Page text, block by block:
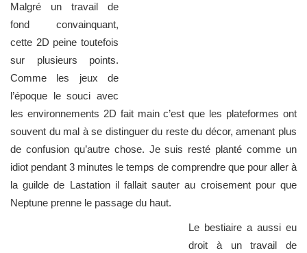
Malgré un travail de
fond convainquant,
cette 2D peine toutefois
sur plusieurs points.
Comme les jeux de
l’époque le souci avec
les environnements 2D fait main c’est que les plateformes ont
souvent du mal à se distinguer du reste du décor, amenant plus
de confusion qu’autre chose. Je suis resté planté comme un
idiot pendant 3 minutes le temps de comprendre que pour aller à
la guilde de Lastation il fallait sauter au croisement pour que
Neptune prenne le passage du haut.
Le bestiaire a aussi eu
droit à un travail de